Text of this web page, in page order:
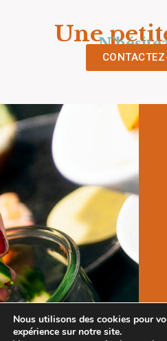
Une
Nous utilisons des cookies pour
expérience sur notre site.